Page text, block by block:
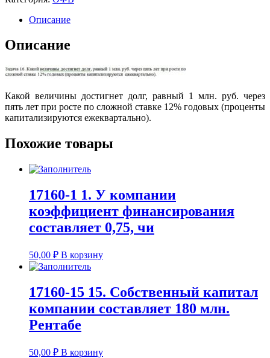
Описание
Описание
Какой величины достигнет долг, равный 1 млн. руб. через
пять лет при росте по сложной ставке 12% годовых (проценты
капитализируются ежеквартально).
Похожие товары
17160-1 1. У компании
коэффициент финансирования
составляет 0,75, чи
50,00 ₽ В корзину
17160-15 15. Собственный капитал
компании составляет 180 млн.
Рентабе
50,00 ₽ В корзину